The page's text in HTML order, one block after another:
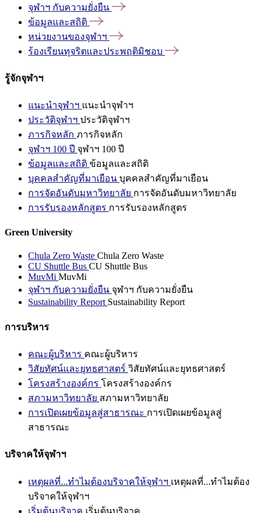
จุฬาฯ กับความยั่งยืน
ข้อมูลและสถิติ
หน่วยงานของจุฬาฯ
ร้องเรียนทุจริตและประพฤติมิชอบ
รู้จักจุฬาฯ
แนะนำจุฬาฯ แนะนำจุฬาฯ
ประวัติจุฬาฯ ประวัติจุฬาฯ
ภารกิจหลัก ภารกิจหลัก
จุฬาฯ 100 ปี จุฬาฯ 100 ปี
ข้อมูลและสถิติ ข้อมูลและสถิติ
บุคคลสำคัญที่มาเยือน บุคคลสำคัญที่มาเยือน
การจัดอันดับมหาวิทยาลัย การจัดอันดับมหาวิทยาลัย
การรับรองหลักสูตร การรับรองหลักสูตร
Green University
Chula Zero Waste Chula Zero Waste
CU Shuttle Bus CU Shuttle Bus
MuvMi MuvMi
จุฬาฯ กับความยั่งยืน จุฬาฯ กับความยั่งยืน
Sustainability Report Sustainability Report
การบริหาร
คณะผู้บริหาร คณะผู้บริหาร
วิสัยทัศน์และยุทธศาสตร์ วิสัยทัศน์และยุทธศาสตร์
โครงสร้างองค์กร โครงสร้างองค์กร
สภามหาวิทยาลัย สภามหาวิทยาลัย
การเปิดเผยข้อมูลสู่สาธารณะ การเปิดเผยข้อมูลสู่
สาธารณะ
บริจาคให้จุฬาฯ
เหตุผลที่...ทำไมต้องบริจาคให้จุฬาฯ เหตุผลที่...ทำไมต้อง
บริจาคให้จุฬาฯ
เริ่มต้นบริจาค เริ่มต้นบริจาค